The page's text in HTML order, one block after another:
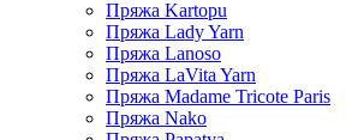
Пряжа Kartopu
Пряжа Lady Yarn
Пряжа Lanoso
Пряжа LaVita Yarn
Пряжа Madame Tricote Paris
Пряжа Nako